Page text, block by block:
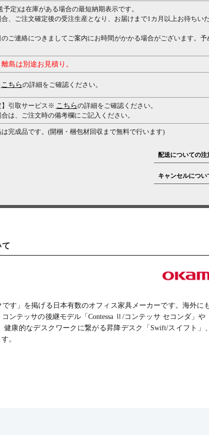
予定)は在庫がある場合の最短納期表示です。
、ご注文確定後の受注生産となり、お届けまで1カ月以上お待ちい
のご連絡につきましてご案内にお時間がかかる場合がございます。予
離島は別途お見積り。
こちらの詳細をご確認ください。
】引取サービス※ こちらの詳細をご確認ください。
は、ご注文時の備考欄にご記入ください。
完成品です。(開梱・梱包材回収まで無料で行います)
配送についての注
キャンセルにつ
す」を掲げる日本有数のオフィス家具メーカーです。海外
ンテッサの後継モデル「Contessa Ⅱ/コンテッサ セコンダ」
健康的なデスクワークに繋がる昇降デスク「Swift/スイフト
。